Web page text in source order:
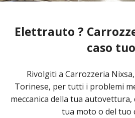
Elettrauto ?
caso
Rivolgiti a Carrozzeria
Torinese, per tutti i problemi
meccanica della tua
tua moto o del tuo